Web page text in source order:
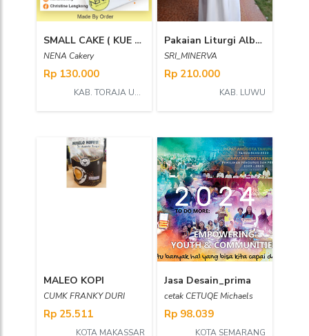
SMALL CAKE ( KUE ULANG TAHUN )
NENA Cakery
Rp 130.000
KAB. TORAJA UTARA
Pakaian Liturgi Alba Polos
SRI_MINERVA
Rp 210.000
KAB. LUWU
MALEO KOPI
CUMK FRANKY DURI
Rp 25.511
KOTA MAKASSAR
Jasa Desain_prima
cetak CETUQE Michaels
Rp 98.039
KOTA SEMARANG